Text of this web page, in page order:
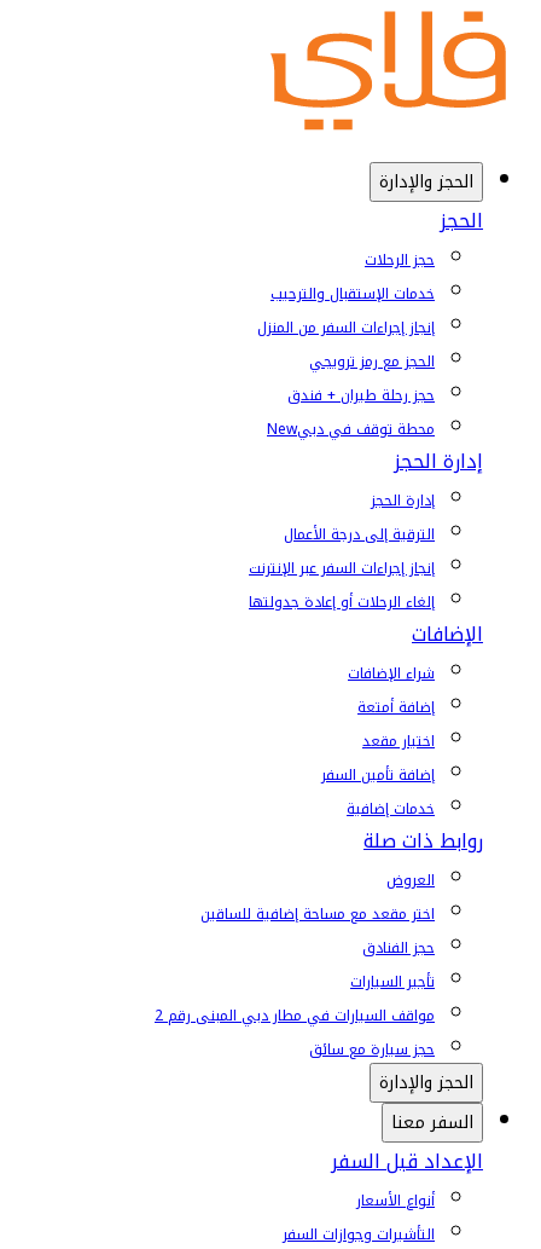
الحجز والإدارة
الحجز
حجز الرحلات
خدمات الإستقبال والترحيب
إنجاز إجراءات السفر من المنزل
الحجز مع رمز ترويجي
حجز رحلة طيران + فندق
محطة توقف في دبيNew
إدارة الحجز
إدارة الحجز
الترقية إلى درجة الأعمال
إنجاز إجراءات السفر عبر الإنترنت
إلغاء الرحلات أو إعادة جدولتها
الإضافات
شراء الإضافات
إضافة أمتعة
اختيار مقعد
إضافة تأمين السفر
خدمات إضافية
روابط ذات صلة
العروض
اختر مقعد مع مساحة إضافية للساقين
حجز الفنادق
تأجير السيارات
مواقف السيارات في مطار دبي المبنى رقم 2
حجز سيارة مع سائق
الحجز والإدارة
السفر معنا
الإعداد قبل السفر
أنواع الأسعار
التأشيرات وجوازات السفر